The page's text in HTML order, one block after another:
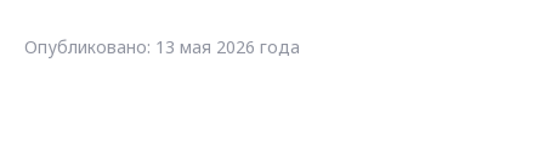
Опубликовано: 13 мая 2026 года